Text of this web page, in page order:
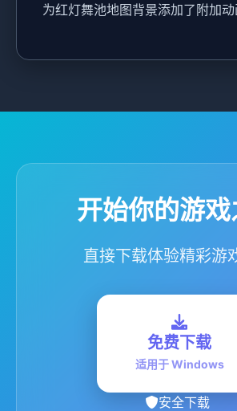
为红灯舞池地图背景添加了附加动
开始你的游
直接下载体验精彩游
免费下载
适用于 Windows
安全下载